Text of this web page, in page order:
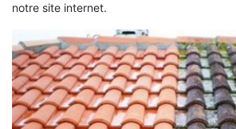
notre site internet.